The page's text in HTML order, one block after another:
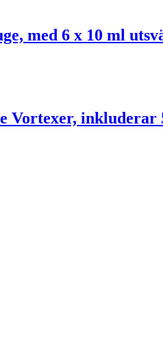
med 6 x 10 ml
inkluderar